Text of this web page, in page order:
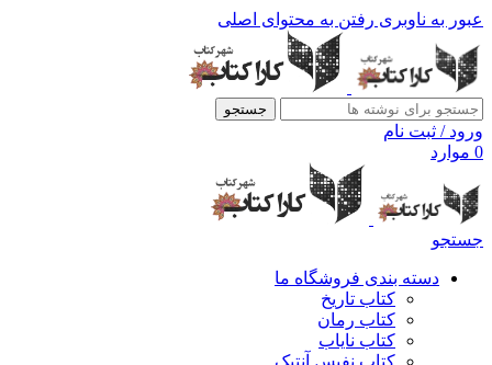
عبور به ناوبری رفتن به محتوای اصلی
جستجو
ورود / ثبت نام
0 موارد
جستجو
دسته بندی فروشگاه ما
کتاب تاریخ
کتاب رمان
کتاب نایاب